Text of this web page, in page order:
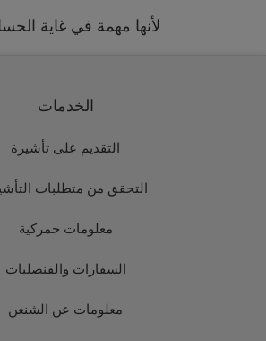
لأنها مهمة في غاية
الخدمات
التقديم على تأشيرة
التحقق من متطلبات
معلومات جمركية
السفارات والقنصليات
معلومات عن الشنغن